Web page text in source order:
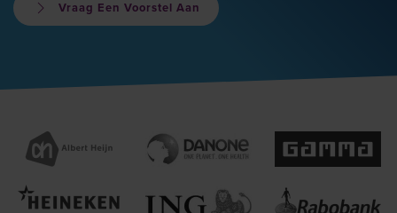
Vraag Een Voorstel Aan